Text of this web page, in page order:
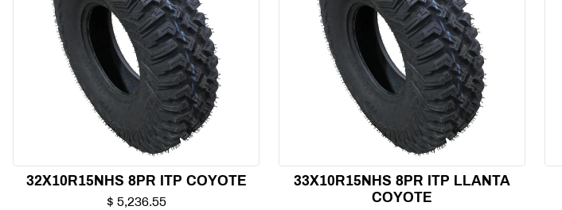
32X10R15NHS 8PR ITP COYOTE
$ 5,236.55
33X10R15NHS 8PR ITP LLANTA
COYOTE